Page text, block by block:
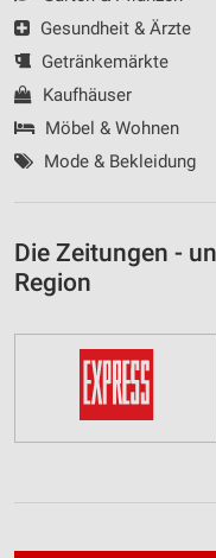
Gesundheit & Ärzte
Getränkemärkte
Kaufhäuser
Möbel & Wohnen
Mode & Bekleidung
Die Zeitungen -
Region